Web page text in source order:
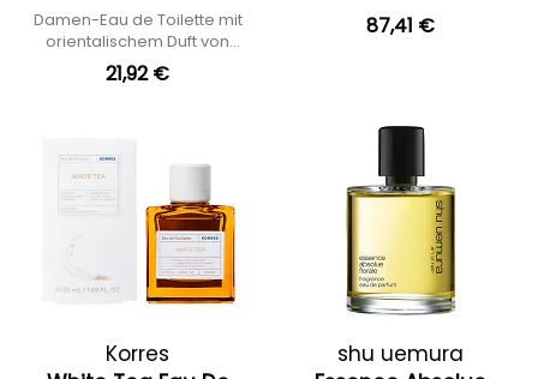
Damen-Eau de Toilette mit
orientalischem Duft von
schwarzem Zucker
21,92 €
87,41 €
Korres
shu uemura